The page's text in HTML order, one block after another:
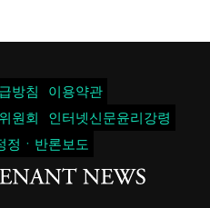
방침
이용약관
원회
인터넷신문윤리강령
정ㆍ반론보도